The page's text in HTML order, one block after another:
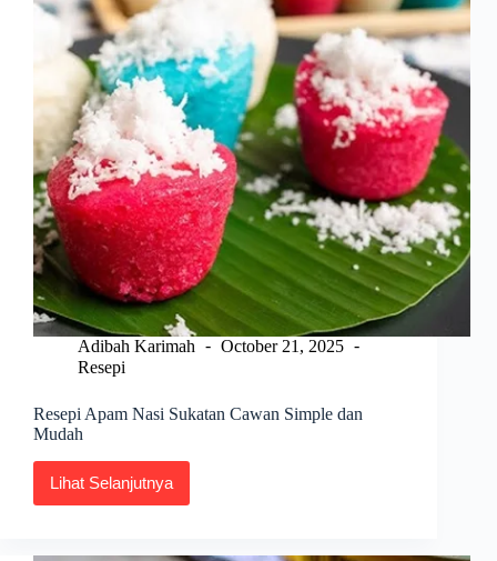
Adibah Karimah
October 21, 2025
Resepi
Resepi Apam Nasi Sukatan Cawan Simple dan
Mudah
Lihat Selanjutnya
Resepi
Apam